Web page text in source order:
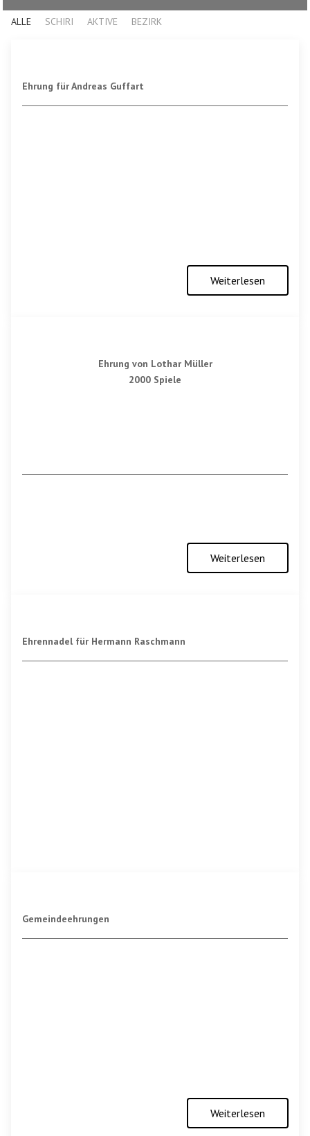
ALLE SCHIRI AKTIVE BEZIRK
Ehrung für Andreas Guffart
Weiterlesen
Ehrung von Lothar Müller
2000 Spiele
Weiterlesen
Ehrennadel für Hermann Raschmann
Gemeindeehrungen
Weiterlesen